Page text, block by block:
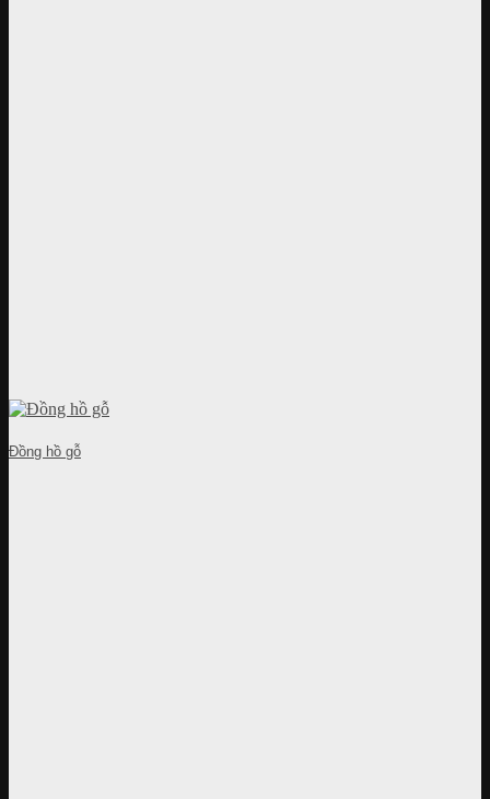
Đồng hồ gỗ